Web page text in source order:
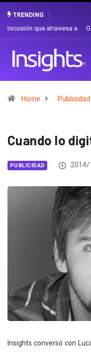
TRENDING
Gabriela Herrera y el arte
Home Publicidad
Cuando lo
PUBLICIDAD 2014/
Insights conversó con